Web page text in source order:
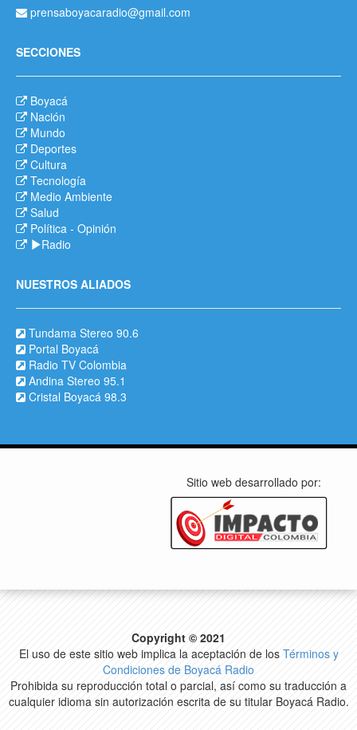
prensaboyacaradio@gmail.com
SECCIONES
Boyacá
Nación
Mundo
Deportes
Cultura
Tecnología
Medio Ambiente
Salud
Política - Opinión
Radio
NUESTROS ALIADOS
Tundama Stereo 90.6
Portal Boyacá
Radio TV Colombia
Andina Stereo 95.1
Cristal Boyacá 98.3
Sitio web desarrollado por:
Copyright © 2021
El uso de este sitio web implica la aceptación de los Términos y
Condiciones de Boyacá Radio
Prohibida su reproducción total o parcial, así como su traducción a
cualquier idioma sin autorización escrita de su titular Boyacá Radio.